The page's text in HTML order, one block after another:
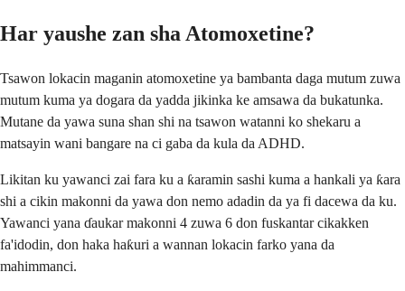
Har yaushe zan sha Atomoxetine?
Tsawon lokacin maganin atomoxetine ya bambanta daga mutum zuwa
mutum kuma ya dogara da yadda jikinka ke amsawa da bukatunka.
Mutane da yawa suna shan shi na tsawon watanni ko shekaru a
matsayin wani bangare na ci gaba da kula da ADHD.
Likitan ku yawanci zai fara ku a ƙaramin sashi kuma a hankali ya ƙara
shi a cikin makonni da yawa don nemo adadin da ya fi dacewa da ku.
Yawanci yana ɗaukar makonni 4 zuwa 6 don fuskantar cikakken
fa'idodin, don haka haƙuri a wannan lokacin farko yana da
mahimmanci.